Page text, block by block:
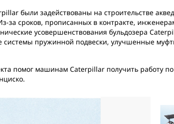
были задействованы на строительстве
за сроков, прописанных в контракте,
усовершенствования бульдозера
системы пружинной подвески, улучшенные
помог машинам Caterpillar получить работу по